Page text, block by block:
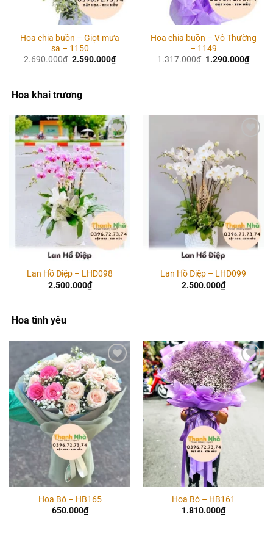
Hoa chia buồn – Giọt mưa
sa – 1150
2.690.000₫ Giá
2.590.000₫Giá
hiện
Hoa chia buồn – Vô Thường
– 1149
1.317.000₫ Giá
1.290.000₫Giá
hiện
Hoa khai trương
Add to
wishlist
Lan Hồ Điệp – LHD098
2.500.000₫
wishlist
Lan Hồ Điệp – LHD099
2.500.000₫
Hoa tình yêu
Add to
wishlist
Hoa Bó – HB165
650.000₫
Add to
wishlist
Hoa Bó – HB161
1.810.000₫